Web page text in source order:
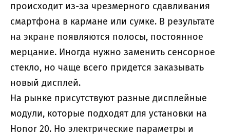
происходит из-за чрезмерного сдавливания
смартфона в кармане или сумке. В результате
на экране появляются полосы, постоянное
мерцание. Иногда нужно заменить сенсорное
стекло, но чаще всего придется заказывать
новый дисплей.
На рынке присутствуют разные дисплейные
модули, которые подходят для установки на
Honor 20. Но электрические параметры и